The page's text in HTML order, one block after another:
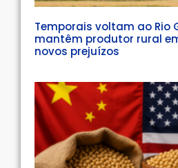
Temporais voltam ao Rio
mantêm produtor rural
novos prejuízos